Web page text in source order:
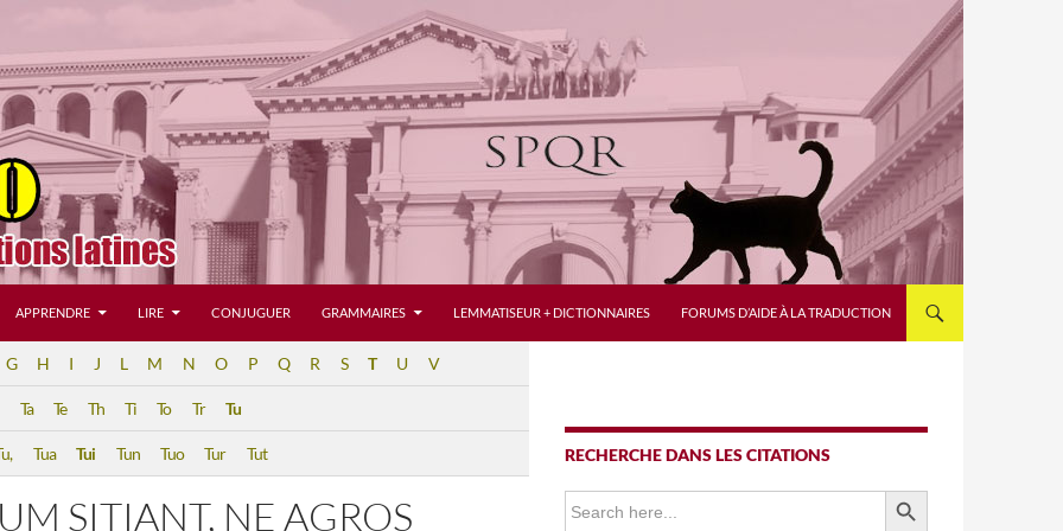
APPRENDRE LIRE CONJUGUER GRAMMAIRES LEMMATISEUR + DICTIONNAIRES FORUMS D’AIDE À LA TRADUCTION
G H I J L M N O P Q R S T U V
Ta Te Th Ti To Tr Tu
Tua Tui Tun Tuo Tur Tut
SITIANT, NE AGROS
RECHERCHE DANS LES CITATIONS
Search
for:
SEARCH BUTTON